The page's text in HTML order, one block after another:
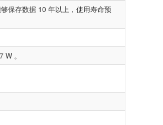
保存数据 10 年以上，使用寿命预
。